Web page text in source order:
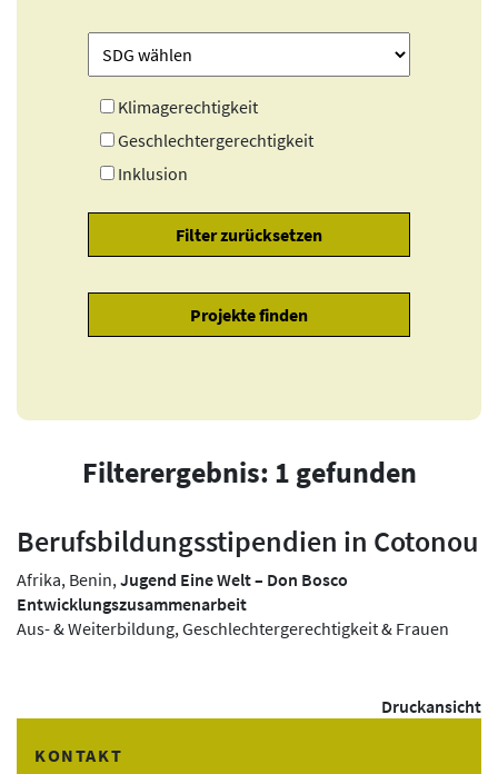
Klimagerechtigkeit
Geschlechtergerechtigkeit
Inklusion
Filterergebnis: 1 gefunden
Berufsbildungsstipendien in Cotonou
Afrika, Benin, Jugend Eine Welt – Don Bosco
Entwicklungszusammenarbeit
Aus- & Weiterbildung, Geschlechtergerechtigkeit & Frauen
Druckansicht
KONTAKT